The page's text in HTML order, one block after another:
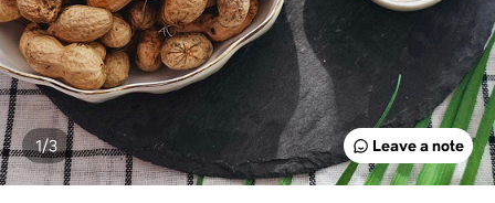
Leave a note
1/3